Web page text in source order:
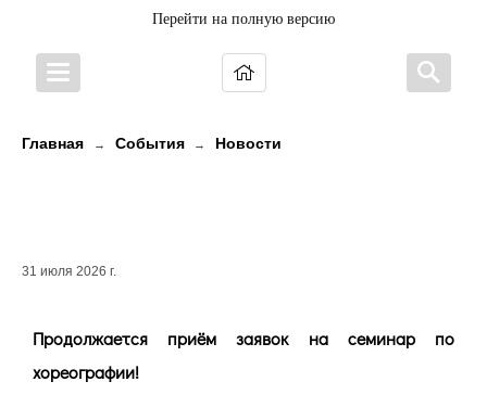
Перейти на полную версию
Главная → События → Новости
31 июля 2026 г.
Продолжается приём заявок на семинар по
хореографии!